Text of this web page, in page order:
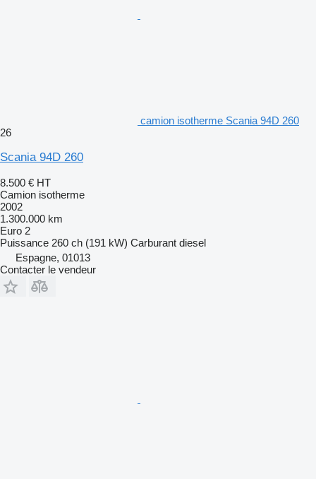
camion isotherme Scania 94D 260
26
Scania 94D 260
8.500 € HT
Camion isotherme
2002
1.300.000 km
Euro 2
Puissance 260 ch (191 kW) Carburant diesel
Espagne, 01013
Contacter le vendeur